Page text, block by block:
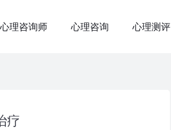
心理咨询师 心理咨询 心理测评
疗